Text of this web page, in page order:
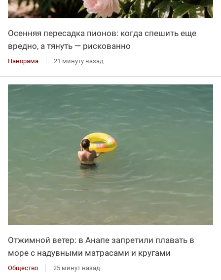
Осенняя пересадка пионов: когда спешить еще
вредно, а тянуть — рискованно
Панорама 21 минуту назад
Отжимной ветер: в Анапе запретили плавать в
море с надувными матрасами и кругами
Общество 25 минут назад